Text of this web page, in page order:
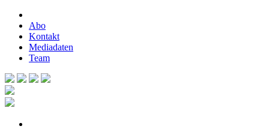
Abo
Kontakt
Mediadaten
Team